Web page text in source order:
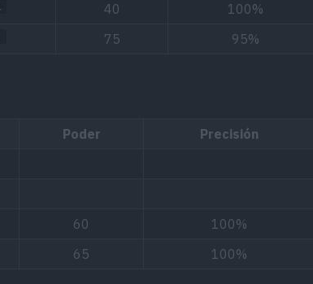
40
100%
75 95%
Poder
Precisión
60
100%
65 100%